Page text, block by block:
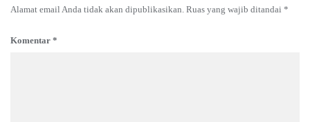
Alamat email Anda tidak akan dipublikasikan. Ruas yang wajib ditandai *
Komentar *